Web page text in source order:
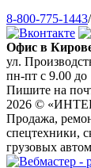
8-800-775-1443/
Офис в
ул.
пн-пт с 9.00 до
Пишите на
2026 ©
Продажа,
спецтехники,
грузовых